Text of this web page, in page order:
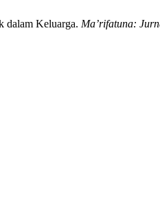
dalam Keluarga. Ma’rifatuna: